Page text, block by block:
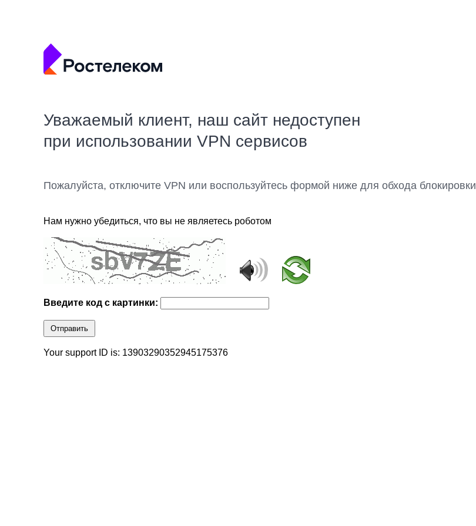
Уважаемый клиент, наш сайт недоступен
при использовании VPN сервисов
Пожалуйста, отключите VPN или воспользуйтесь формой ниже для обхода блокировки
Нам нужно убедиться, что вы не являетесь роботом
Введите код с картинки:
Отправить
Your support ID is: 13903290352945175376